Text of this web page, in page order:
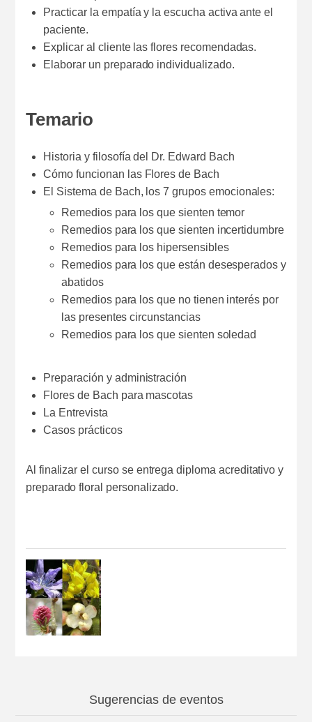
Practicar la empatía y la escucha activa ante el
paciente.
Explicar al cliente las flores recomendadas.
Elaborar un preparado individualizado.
Temario
Historia y filosofía del Dr. Edward Bach
Cómo funcionan las Flores de Bach
El Sistema de Bach, los 7 grupos emocionales:
Remedios para los que sienten temor
Remedios para los que sienten incertidumbre
Remedios para los hipersensibles
Remedios para los que están desesperados y
abatidos
Remedios para los que no tienen interés por
las presentes circunstancias
Remedios para los que sienten soledad
Preparación y administración
Flores de Bach para mascotas
La Entrevista
Casos prácticos
Al finalizar el curso se entrega diploma acreditativo y
preparado floral personalizado.
Sugerencias de eventos